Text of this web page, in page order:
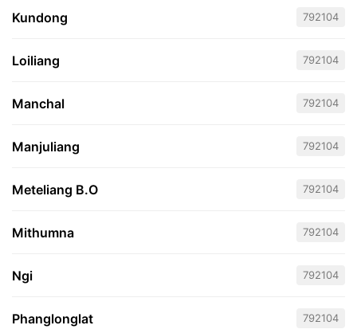
Kundong 792104
Loiliang 792104
Manchal 792104
Manjuliang 792104
Meteliang B.O 792104
Mithumna 792104
Ngi 792104
Phanglonglat 792104